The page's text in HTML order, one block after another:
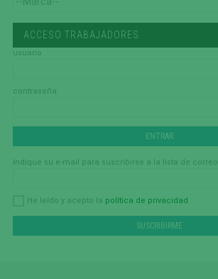
ACCESO TRABAJADORES
usuario
contraseña
Indique su e-mail para suscribirse a la lista de correo
He leído y acepto la política de privacidad